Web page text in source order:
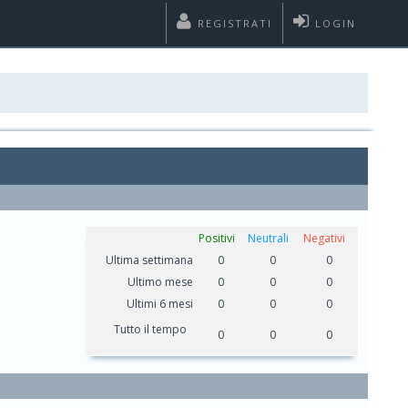
LOGIN
REGISTRATI
Positivi Neutrali
Negativi
Ultima settimana
0 0
0
Ultimo mese
0 0
0
Ultimi 6 mesi
0 0
0
Tutto il tempo
0 0 0